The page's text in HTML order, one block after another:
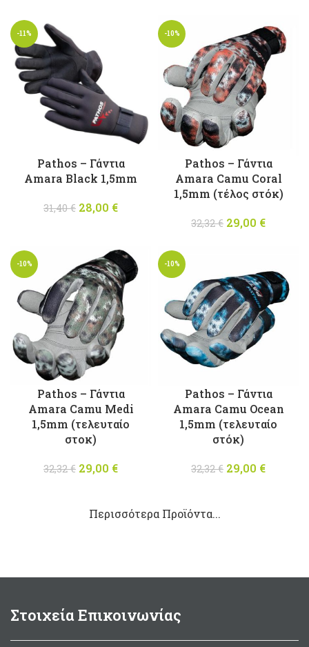
65,40 €.
είναι:
53,90
-11%
Pathos – Γάντια
Amara Black 1,5mm
31,40€
Original
28,00 €
είναι:
28,00 €.
-10%
Pathos – Γάντια
Amara Camu Coral
1,5mm (τέλος στόκ)
32,32€
Original
29,00 €
29,00
-10%
Pathos – Γάντια
Amara Camu Medi
1,5mm (τελευταίο
στοκ)
32,32€
Original
29,00 €
είναι:
-10%
Pathos – Γάντια
Amara Camu Ocean
1,5mm (τελευταίο
στόκ)
32,32€
Original
29,00 €
Περισσότερα Προϊόντα...
Στοιχεία Επικοινωνίας